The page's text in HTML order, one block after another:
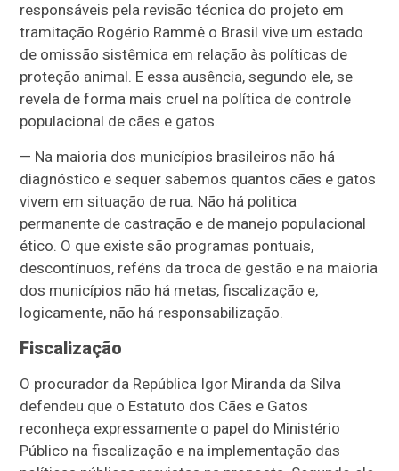
responsáveis pela revisão técnica do projeto em
tramitação Rogério Rammê o Brasil vive um estado
de omissão sistêmica em relação às políticas de
proteção animal. E essa ausência, segundo ele, se
revela de forma mais cruel na política de controle
populacional de cães e gatos.
— Na maioria dos municípios brasileiros não há
diagnóstico e sequer sabemos quantos cães e gatos
vivem em situação de rua. Não há politica
permanente de castração e de manejo populacional
ético. O que existe são programas pontuais,
descontínuos, reféns da troca de gestão e na maioria
dos municípios não há metas, fiscalização e,
logicamente, não há responsabilização.
Fiscalização
O procurador da República Igor Miranda da Silva
defendeu que o Estatuto dos Cães e Gatos
reconheça expressamente o papel do Ministério
Público na fiscalização e na implementação das